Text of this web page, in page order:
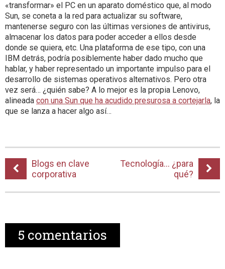
«transformar» el PC en un aparato doméstico que, al modo
Sun, se coneta a la red para actualizar su software,
mantenerse seguro con las últimas versiones de antivirus,
almacenar los datos para poder acceder a ellos desde
donde se quiera, etc. Una plataforma de ese tipo, con una
IBM detrás, podría posiblemente haber dado mucho que
hablar, y haber representado un importante impulso para el
desarrollo de sistemas operativos alternativos. Pero otra
vez será… ¿quién sabe? A lo mejor es la propia Lenovo,
alineada con una Sun que ha acudido presurosa a cortejarla, la
que se lanza a hacer algo así…
Blogs en clave
corporativa
Tecnología… ¿para
qué?
5 comentarios